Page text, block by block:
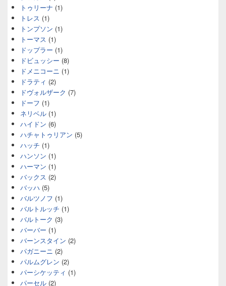
トゥリーナ (1)
トレス (1)
トンプソン (1)
トーマス (1)
ドップラー (1)
ドビュッシー (8)
ドメニコーニ (1)
ドラティ (2)
ドヴォルザーク (7)
ドーフ (1)
ネリベル (1)
ハイドン (6)
ハチャトゥリアン (5)
ハッチ (1)
ハンソン (1)
ハーマン (1)
バックス (2)
バッハ (5)
バルツノフ (1)
バルトルッチ (1)
バルトーク (3)
バーバー (1)
バーンスタイン (2)
パガニーニ (2)
パルムグレン (2)
パーシケッティ (1)
パーセル (2)